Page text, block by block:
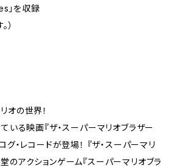
」を収録
）
オの世界！
いる映画『ザ・スーパーマリオブラザー
・レコードが登場！ 『ザ・スーパーマリ
のアクションゲーム『スーパーマリオブラ